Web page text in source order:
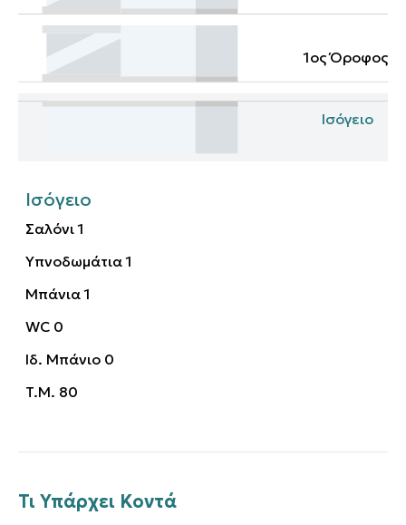
1ος Όροφος
Ισόγειο
Ισόγειο
Σαλόνι 1
Υπνοδωμάτια 1
Μπάνια 1
WC 0
Ιδ. Μπάνιο 0
T.M. 80
Τι Υπάρχει Κοντά